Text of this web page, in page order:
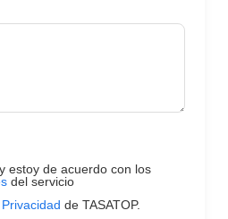
estoy de acuerdo con los
del servicio
de TASATOP.